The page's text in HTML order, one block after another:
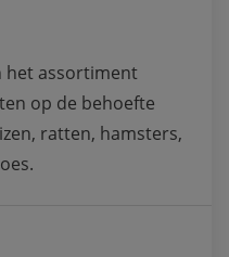
het assortiment
op de behoefte
ratten, hamsters,